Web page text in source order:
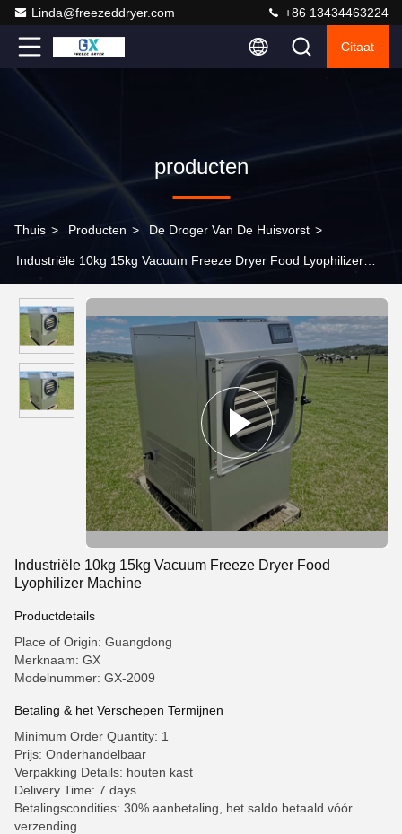
Linda@freezeddryer.com +86 13434463224
Citaat
producten
Thuis > Producten > De Droger Van De Huisvorst >
Industriële 10kg 15kg Vacuum Freeze Dryer Food Lyophilizer
Industriële 10kg 15kg Vacuum Freeze Dryer Food
Lyophilizer Machine
Productdetails
Place of Origin: Guangdong
Merknaam: GX
Modelnummer: GX-2009
Betaling & het Verschepen Termijnen
Minimum Order Quantity: 1
Prijs: Onderhandelbaar
Verpakking Details: houten kast
Delivery Time: 7 days
Betalingscondities: 30% aanbetaling, het saldo betaald vóór
verzending